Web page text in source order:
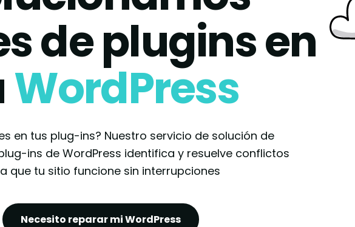
de plugins en
WordPress
en tus plug-ins? Nuestro servicio de solución de
ins de WordPress identifica y resuelve conflictos
que tu sitio funcione sin interrupciones
Necesito reparar mi WordPress